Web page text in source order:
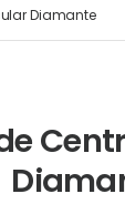
Diamante